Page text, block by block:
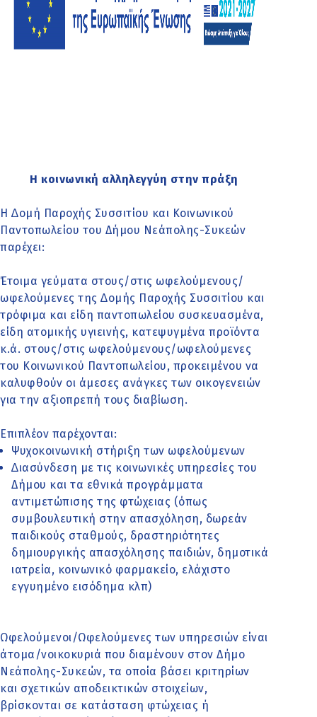
Η κοινωνική αλληλεγγύη στην πράξη
Η ∆οµή Παροχής Συσσιτίου και Κοινωνικού
Παντοπωλείου του Δήμου Νεάπολης-Συκεών
παρέχει:
Έτοιμα γεύματα στους/στις ωφελούμενους/
ωφελούμενες της ∆οµής Παροχής Συσσιτίου και
τρόφιμα και είδη παντοπωλείου συσκευασμένα,
είδη ατοµικής υγιεινής, κατεψυγµένα προϊόντα
κ.ά. στους/στις ωφελούμενους/ωφελούμενες
του Κοινωνικού Παντοπωλείου, προκειμένου να
καλυφθούν οι άμεσες ανάγκες των οικογενειών
για την αξιοπρεπή τους διαβίωση.
Επιπλέον παρέχονται:
Ψυχοκοινωνική στήριξη των ωφελούμενων
∆ιασύνδεση µε τις κοινωνικές υπηρεσίες του
Δήµου και τα εθνικά προγράµµατα
αντιµετώπισης της φτώχειας (όπως
συµβουλευτική στην απασχόληση, δωρεάν
παιδικούς σταθµούς, δραστηριότητες
δηµιουργικής απασχόλησης παιδιών, δηµοτικά
ιατρεία, κοινωνικό φαρµακείο, ελάχιστο
εγγυημένο εισόδημα κλπ)
Ωφελούµενοι/Ωφελούμενες των υπηρεσιών είναι
άτοµα/νοικοκυριά που διαµένουν στον Δήµο
Νεάπολης-Συκεών, τα οποία βάσει κριτηρίων
και σχετικών αποδεικτικών στοιχείων,
βρίσκονται σε κατάσταση φτώχειας ή